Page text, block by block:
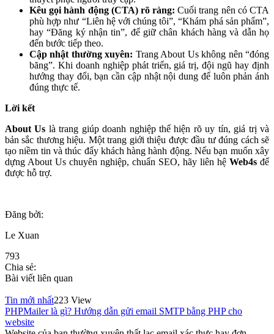
Kêu gọi hành động (CTA) rõ ràng:Cuối trang nên có CTA
phù hợp như “Liên hệ với chúng tôi”, “Khám phá sản phẩm”,
hay “Đăng ký nhận tin”, để giữ chân khách hàng và dẫn họ
đến bước tiếp theo.
Cập nhật thường xuyên: Trang About Us không nên “đóng
băng”. Khi doanh nghiệp phát triển, giá trị, đội ngũ hay định
hướng thay đổi, bạn cần cập nhật nội dung để luôn phản ánh
đúng thực tế.
Lời kết
About Us là trang giúp doanh nghiệp thể hiện rõ uy tín, giá trị và
bản sắc thương hiệu. Một trang giới thiệu được đầu tư đúng cách sẽ
tạo niềm tin và thúc đẩy khách hàng hành động. Nếu bạn muốn xây
dựng About Us chuyên nghiệp, chuẩn SEO, hãy liên hệ Web4s để
được hỗ trợ.
Đăng bởi:
Le Xuan
793
Chia sẻ:
Bài viết liên quan
Tin mới nhất223 View
PHPMailer là gì? Hướng dẫn gửi email SMTP bằng PHP cho
website